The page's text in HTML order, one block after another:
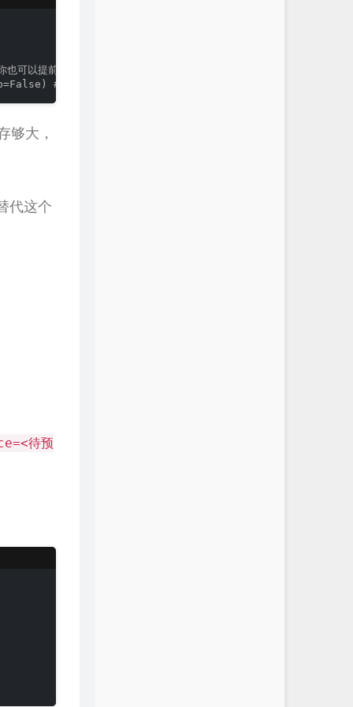
以提前下载好后放在这里
# 开始训练
够大，
代这个
待预